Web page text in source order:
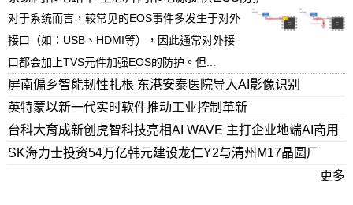
对于系统而言，较常见的EOS事件多发生于对外
接口（如：USB、HDMI等），因此通常对外接
口都会加上TVS元件加强EOS的防护。但...
屏南偏乡智能韧性扎根 东港安泰医院导入AI影像识别
英特蒙以新一代实时软件推动工业控制革新
台科大育成新创虎智科技亮相AI WAVE 主打企业地端AI商用
SK海力士投资54万亿韩元建设龙仁Y2与清州M17晶圆厂
更多